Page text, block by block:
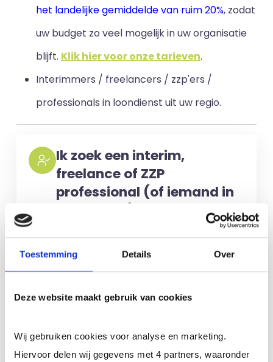
Toestemming Details Over
Deze website maakt gebruik van cookies
Wij gebruiken cookies voor analyse en marketing.
Hiervoor delen wij gegevens met 4 partners, waaronder
het landelijke gemiddelde van ruim 20%, zodat
uw budget zo veel mogelijk in uw organisatie
blijft. Klik hier voor onze tarieven.
Interimmers / freelancers / zzp'ers /
professionals in loondienst uit uw regio.
Ik zoek een interim,
freelance of ZZP
professional (of iemand in
loondienst)
kandidaten berekenen wij geen kosten.
No match? No pay!Kosten worden
alleen gemaakt als een professional
Meer informatie